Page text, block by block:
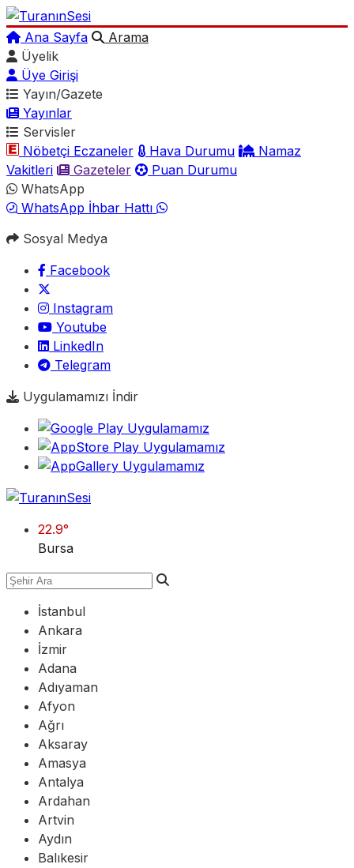
Ana Sayfa
Arama
Üyelik
Üye Girişi
Yayın/Gazete
Yayınlar
Servisler
Nöbetçi Eczaneler
Hava Durumu
Namaz
Vakitleri
Gazeteler
Puan Durumu
WhatsApp
WhatsApp İhbar Hattı
Sosyal Medya
Facebook
Instagram
Youtube
LinkedIn
Telegram
Uygulamamızı İndir
22.9°
Bursa
İstanbul
Ankara
İzmir
Adana
Adıyaman
Afyon
Ağrı
Aksaray
Amasya
Antalya
Ardahan
Artvin
Aydın
Balıkesir